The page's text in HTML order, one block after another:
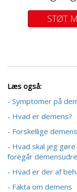
STØT
Læs også:
- Symptomer på
- Hvad er demens?
- Forskellige
- Hvad skal jeg
foregår
- Hvad er der af
- Fakta om demens